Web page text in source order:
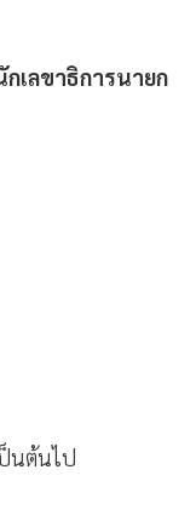
กเลขาธิการนายก
นต้นไป